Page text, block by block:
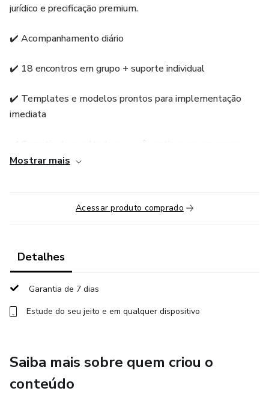
jurídico e precificação premium.
✔️ Acompanhamento diário
✔️ 18 encontros em grupo + suporte individual
✔️ Templates e modelos prontos para implementação
imediata
sem pagar nada a mais
Transforme sua advocacia criminal em uma profissão de
alto valor, reconhecimento e estabilidade financeira.
Mostrar mais
Acessar produto comprado
Detalhes
Garantia de 7 dias
Estude do seu jeito e em qualquer dispositivo
Saiba mais sobre quem criou o
conteúdo